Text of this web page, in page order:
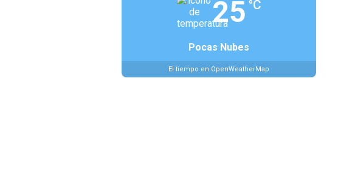
25 °C
Pocas Nubes
El tiempo en OpenWeatherMap